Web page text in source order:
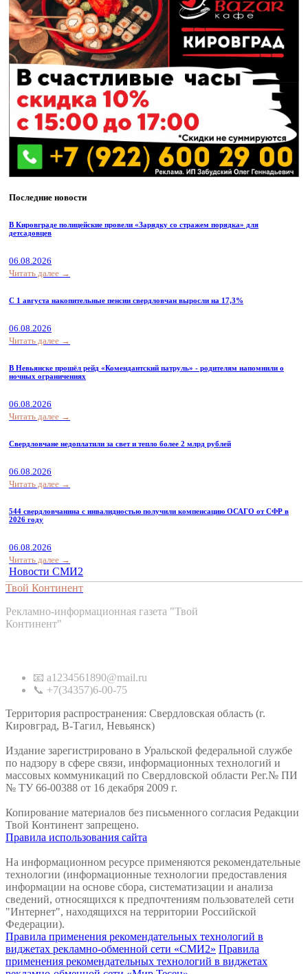
Последние новости
В Кировграде полицейские провели «Зарядку со стражем порядка» для
детсадовцев
06.08.2026
Читать далее →
С 1 августа накопительные пенсии свердловчан выросли на 17,3%
06.08.2026
Читать далее →
В Невьянске прошёл рейд «Комендантский патруль» - родителям напомнили о
ночных ограничениях
06.08.2026
Читать далее →
Свердловчане недоплатили за свет и тепло более 2 млрд рублей
06.08.2026
Читать далее →
544 свердловчанина с инвалидностью получили компенсацию ОСАГО от СФР в
2026 году
06.08.2026
Читать далее →
Новости СМИ2
Твой Континент
Рекламно-информационная газета "Твой
Континент"
📧 a1234561890@mail.ru
📞 +7(34357)6-00-75
Территория распространения: Свердловская область (г.
Кировград, В-Тагил, Невьянск)
Издание зарегистрировано в Уральской федеральной службе
по надзору в сфере связи, информационных технологий и
массовых коммуникаций по Свердловской области Рег.№ ПИ
№ ТУ 66-00388 от 16 декабря 2009 г.
Копирование материалов без письменного согласия Редакции
Твой Континент запрещено.
Правила использования сайта
На информационном ресурсе применяются рекомендательные
технологии (информационные технологии предоставления
информации на основе сбора, систематизации и анализа
сведений, относящихся к предпочтениям пользователей сети
"Интернет", находящихся на территории Российской
Федерации).
Правила применения рекомендательных технологий в
виджетах рекламно-обменной сети «СМИ2» Правила
применения рекомендательных технологий в виджетах